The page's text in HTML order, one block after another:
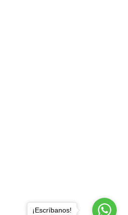
¡Escríbanos!